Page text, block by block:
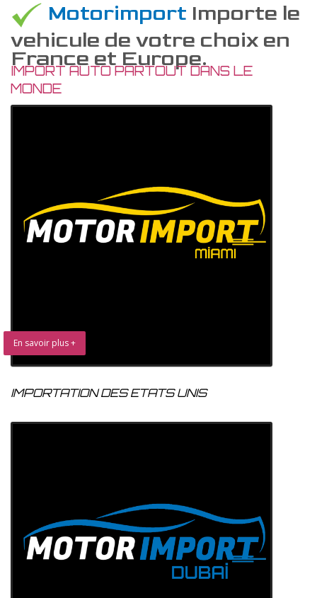
Motorimport Importe le
vehicule de votre choix en
France et Europe.
IMPORT AUTO PARTOUT DANS LE
MONDE
En savoir plus +
IMPORTATION DES ETATS UNIS